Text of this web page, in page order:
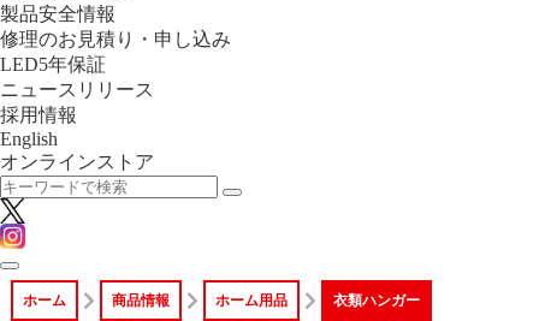
製品安全情報
修理のお見積り・申し込み
LED5年保証
ニュースリリース
採用情報
English
オンラインストア
ホーム 商品情報 ホーム用品 衣類ハンガー